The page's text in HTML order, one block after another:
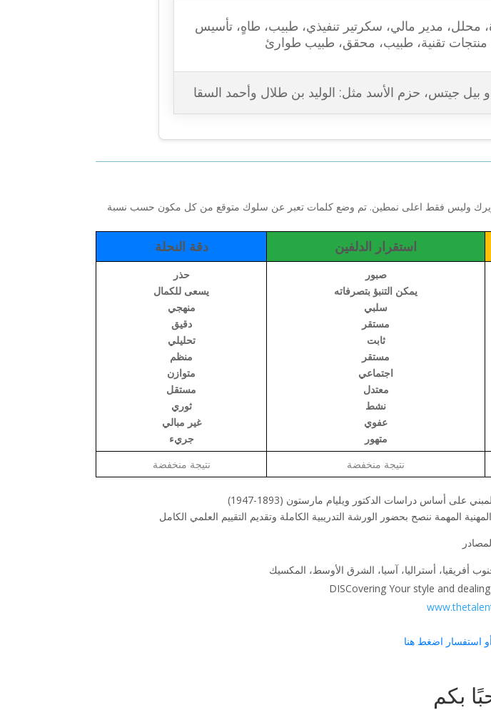
محلل، مدير مالي، سكرتير تنفيذي، طبيب، طاهٍ، تأسيس
تقنية، طبيب، محقق، طبيب طوارئ
بيل جيتس، حزم الأسد مثل: الوليد بن طلال وأحمد السقا
وليس فقط اعلى نمطين. تم وضع كلمات تعبر عن سلوك متوقع من كل مكون حسب نسبة
دقة النحلة استقرار الدلفين
حذر
يسعى للكمال
منهجي
دقيق
تحليلي
منظم
متوازن
مستقل
ثوري
غير مبالي
جريء
صبور
يمكن التنبؤ بتصرفاته
سلبي
مستقر
ثابت
مستقر
اجتماعي
معتدل
نشط
عفوي
متهور
نتيجة منخفضة
نتيجة منخفضة
DISCovering Your style and
استفسار اضغط هنا